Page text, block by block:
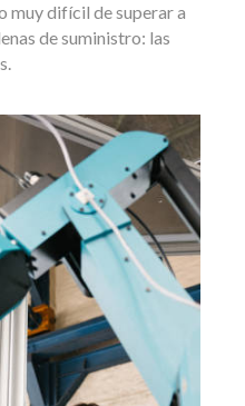
muy difícil de superar a
de suministro: las